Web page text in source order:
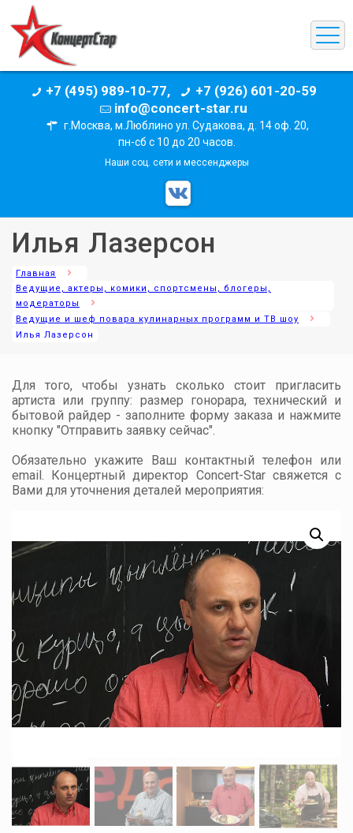
+7 (495) 989-10-77,
+7 (926) 601-20-59
info@concert-star.ru
г.Москва, м.Люблино ул. Судакова, д. 14 оф. 20,
пн-сб с 10 до 20 часов.
Наши соц. сети и мессенджеры
Илья Лазерсон
Главная
Ведущие, актеры, комики, спортсмены, блогеры,
модераторы
Ведущие и шеф повара кулинарных программ и ТВ шоу
Илья Лазерсон
Для того, чтобы узнать сколько стоит пригласить
артиста или группу: размер гонорара, технический и
бытовой райдер - заполните форму заказа и нажмите
кнопку "Отправить заявку сейчас".
Обязательно укажите Ваш контактный телефон или
email. Концертный директор Concert-Star свяжется с
Вами для уточнения деталей мероприятия: